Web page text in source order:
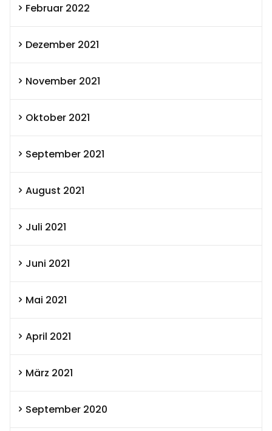
Februar 2022
Dezember 2021
November 2021
Oktober 2021
September 2021
August 2021
Juli 2021
Juni 2021
Mai 2021
April 2021
März 2021
September 2020